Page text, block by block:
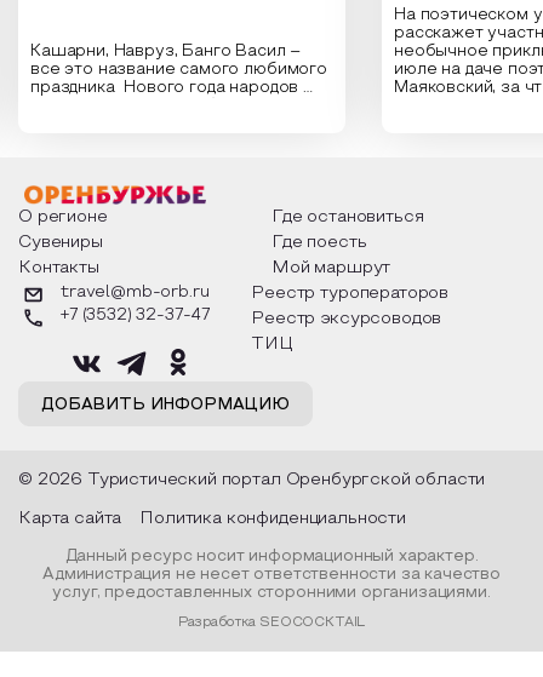
Кашарни, Навруз, Банго Васил –
все это название самого любимого
праздника Нового года народов
о том, как встречают новый год в
разных уголках страны, какие
обряды совершают на удачу и
благополучие, в чем схожи и
различаются традиции. Кто такой
Дед Мороз и откуда он пришел, как
его называют в разных уголках
страны и как появились елочные
На поэтическом
расскажет
необычное
июле на даче
Маяковский, за
Твардовского и
каждой строчке
восхищение
яркому времени
О регионе
Где остановиться
Сувениры
Где поесть
Контакты
Мой маршрут
ДОБАВИТЬ ИНФОРМАЦИЮ
travel@mb-orb.ru
+7 (3532) 32-37-47
Реестр туроператоров
Реестр эксурсоводов
ТИЦ
© 2026 Туристический портал Оренбургской области
Карта сайта Политика конфиденциальности
Данный ресурс носит информационный характер.
Администрация не несет ответственности за качество
услуг, предоставленных сторонними организациями.
Разработка SEOCOCKTAIL